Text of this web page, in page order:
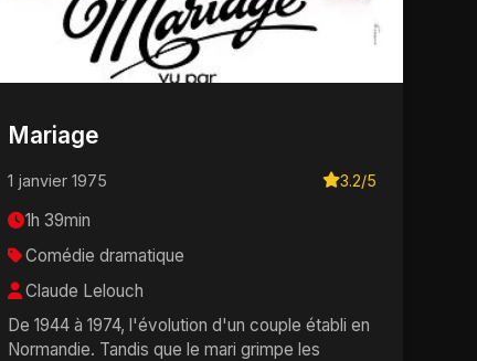
Mariage
1 janvier 1975 3.2/5
1h 39min
Comédie dramatique
Claude Lelouch
De 1944 à 1974, l'évolution d'un couple établi en
Normandie. Tandis que le mari grimpe les